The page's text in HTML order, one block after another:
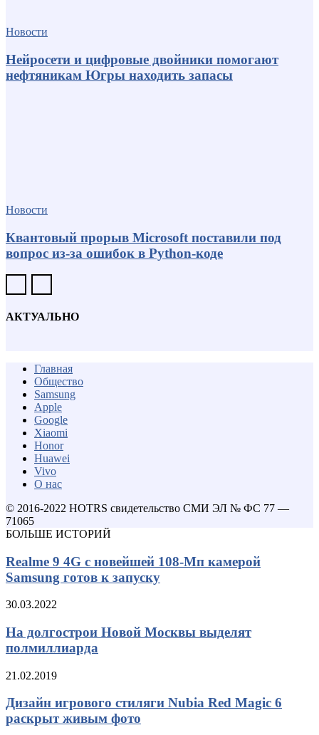
Новости
Нейросети и цифровые двойники помогают
нефтяникам Югры находить запасы
Новости
Квантовый прорыв Microsoft поставили под
вопрос из-за ошибок в Python-коде
АКТУАЛЬНО
Главная
Общество
Samsung
Apple
Google
Xiaomi
Honor
Huawei
Vivo
О нас
© 2016-2022 HOTRS свидетельство СМИ ЭЛ № ФС 77 —
71065
БОЛЬШЕ ИСТОРИЙ
Realme 9 4G с новейшей 108-Мп камерой
Samsung готов к запуску
30.03.2022
На долгострои Новой Москвы выделят
полмиллиарда
21.02.2019
Дизайн игрового стиляги Nubia Red Magic 6
раскрыт живым фото